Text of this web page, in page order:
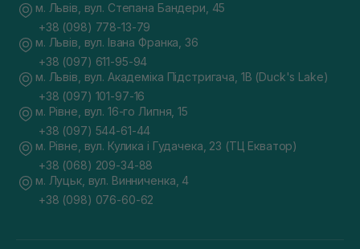
м. Львів, вул. Степана Бандери, 45
+38 (098) 778-13-79
м. Львів, вул. Івана Франка, 36
+38 (097) 611-95-94
м. Львів, вул. Академіка Підстригача, 1В (Duck's Lake)
+38 (097) 101-97-16
м. Рівне, вул. 16-го Липня, 15
+38 (097) 544-61-44
м. Рівне, вул. Кулика і Гудачека, 23 (ТЦ Екватор)
+38 (068) 209-34-88
м. Луцьк, вул. Винниченка, 4
+38 (098) 076-60-62